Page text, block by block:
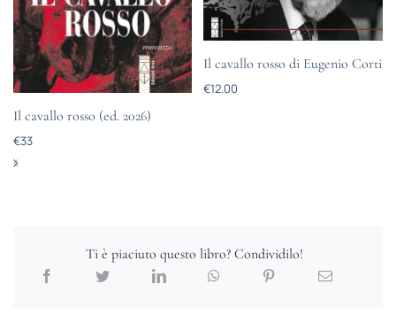
Il cavallo rosso (ed. 2026)
€33
Il cavallo rosso di Eugenio Corti
€12.00
Ti è piaciuto questo libro? Condividilo!